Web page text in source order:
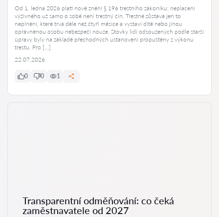
Od 1. ledna 2026 platí nové znění § 196 trestního zákoníku: neplacení
výživného už samo o sobě není trestný čin. Trestné zůstává jen to
neplnění, které trvá déle než čtyři měsíce a vystaví dítě nebo jinou
oprávněnou osobu nebezpečí nouze. Stovky lidí odsouzených podle starší
úpravy byly na základě přechodných ustanovení propuštěny z výkonu
trestu. Pro […]
22.07.2026
0 0 1
Transparentní odměňování: co čeká
zaměstnavatele od 2027